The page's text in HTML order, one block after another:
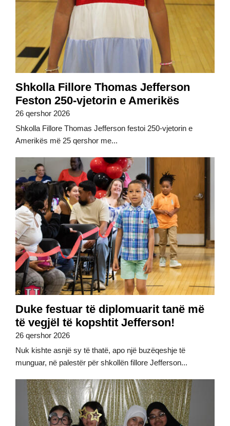
Shkolla Fillore Thomas Jefferson
Feston 250-vjetorin e Amerikës
26 qershor 2026
Shkolla Fillore Thomas Jefferson festoi 250-vjetorin e
Amerikës më 25 qershor me...
Duke festuar të diplomuarit tanë më
të vegjël të kopshtit Jefferson!
26 qershor 2026
Nuk kishte asnjë sy të thatë, apo një buzëqeshje të
munguar, në palestër për shkollën fillore Jefferson...